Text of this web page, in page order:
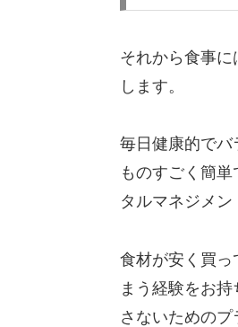
それから食事に
します。
毎日健康的でバ
ものすごく簡
タルマネジメン
食材が安く買っ
まう経験をお
さないための